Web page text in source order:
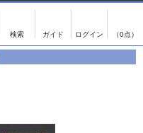
（0点）